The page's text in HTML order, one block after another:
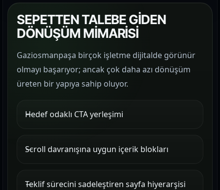
SEPETTEN TALEBE GİDEN
DÖNÜŞÜM MİMARİSİ
Gaziosmanpaşa birçok işletme dijitalde görünür
olmayı başarıyor; ancak çok daha azı dönüşüm
üreten bir yapıya sahip oluyor.
Hedef odaklı CTA yerleşimi
Scroll davranışına uygun içerik blokları
Teklif sürecini sadeleştiren sayfa hiyerarşisi